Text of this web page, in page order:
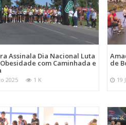
Assinala Dia Nacional Luta
com Caminhada e
2025 1 K
de
19